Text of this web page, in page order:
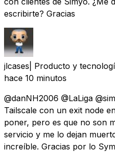
escribirte? Gracias
jlcases| Producto y
hace 10 minutos
@danNH2006 @LaLiga
Tailscale con un exit node
poner, pero es que no son
servicio y me lo dejan
increíble. Gracias por lo